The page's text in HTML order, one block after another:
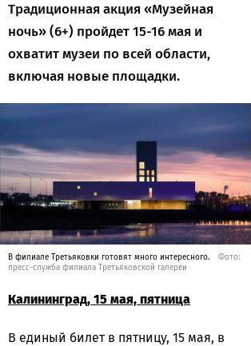
Традиционная акция «Музейная
ночь» (6+) пройдет 15-16 мая и
охватит музеи по всей области,
включая новые площадки.
В филиале Третьяковки готовят много интересного.
Фото:
пресс-служба филиала Третьяковской галереи
Калининград, 15 мая, пятница
В единый билет в пятницу, 15 мая, в